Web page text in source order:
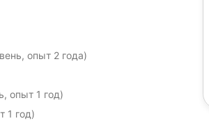
опыт 2 года)
опыт 1 год)
1 год)